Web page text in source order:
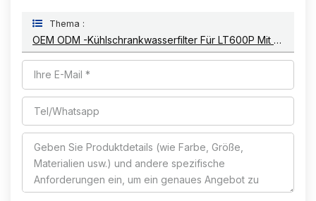
Thema :
OEM ODM -Kühlschrankwasserfilter Für LT600P Mit NSF -Zertifizierung